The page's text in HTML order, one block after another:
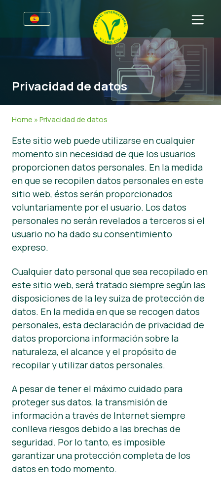
Premios
Información para empresas
Guía de Estilo V-Label
Beneficios
Criterios V-Label
Resources
Certifique con V-Label
Sectores
Información general
Cosmética y productos de limpieza
No Alimentación
Restauración
FAQ
Información general
Productos certificados
Acerca de nosotros
Sobre nosotros
Contacto
Certifique con V-Label
Informar de un mal uso
Área de clientes
Prensa
Privacidad de datos
Home »Privacidad de datos
Este sitio web puede utilizarse en cualquier
momento sin necesidad de que los usuarios
proporcionen datos personales. En la medida
en que se recopilen datos personales en este
sitio web, éstos serán proporcionados
voluntariamente por el usuario. Los datos
personales no serán revelados a terceros si el
usuario no ha dado su consentimiento
expreso.
Cualquier dato personal que sea recopilado en
este sitio web, será tratado siempre según las
disposiciones de la ley suiza de protección de
datos. En la medida en que se recogen datos
personales, esta declaración de privacidad de
datos proporciona información sobre la
naturaleza, el alcance y el propósito de
recopilar y utilizar datos personales.
A pesar de tener el máximo cuidado para
proteger sus datos, la transmisión de
información a través de Internet siempre
conlleva riesgos debido a las brechas de
seguridad. Por lo tanto, es imposible
garantizar una protección completa de los
datos en todo momento.